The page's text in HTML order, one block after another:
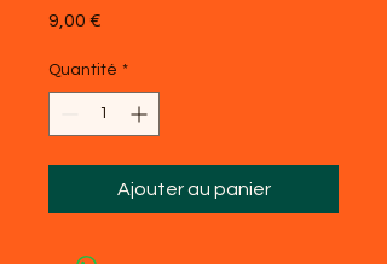
9,00 €
Quantité *
Ajouter au panier